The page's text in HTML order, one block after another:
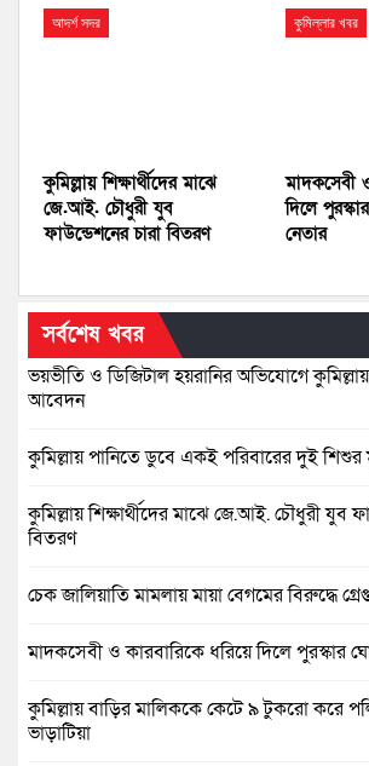
আদর্শ সদর
কুমিল্লায় শিক্ষার্থীদের মাঝে
জে.আই. চৌধুরী যুব
ফাউন্ডেশনের চারা বিতরণ
কুমিল্লার খবর
মাদকসেবী
দিলে
নেতার
সর্বশেষ খবর
ভয়ভীতি ও ডিজিটাল হয়রানির অভিযোগে
আবেদন
কুমিল্লায় পানিতে ডুবে একই পরিবারের দুই
কুমিল্লায় শিক্ষার্থীদের মাঝে জে.আই. চৌধুরী যুব
বিতরণ
চেক জালিয়াতি মামলায় মায়া বেগমের বিরুদ্ধে
মাদকসেবী ও কারবারিকে ধরিয়ে দিলে পুরস্কার
কুমিল্লায় বাড়ির মালিককে কেটে ৯ টুকরো করে
ভাড়াটিয়া